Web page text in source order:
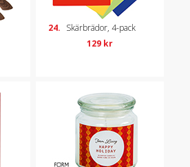
24. Skärbrädor, 4-pack
129 kr